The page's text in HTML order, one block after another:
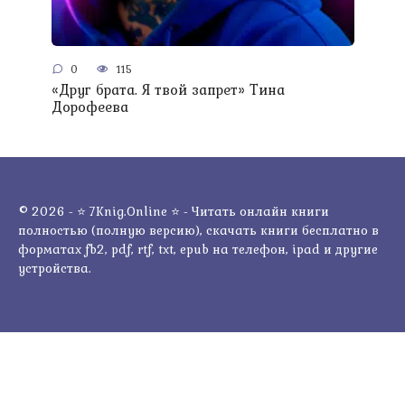
0 115
«Друг брата. Я твой запрет» Тина
Дорофеева
© 2026 - ⭐ 7Knig.Online ⭐ - Читать онлайн книги
полностью (полную версию), скачать книги бесплатно в
форматах fb2, pdf, rtf, txt, epub на телефон, ipad и другие
устройства.